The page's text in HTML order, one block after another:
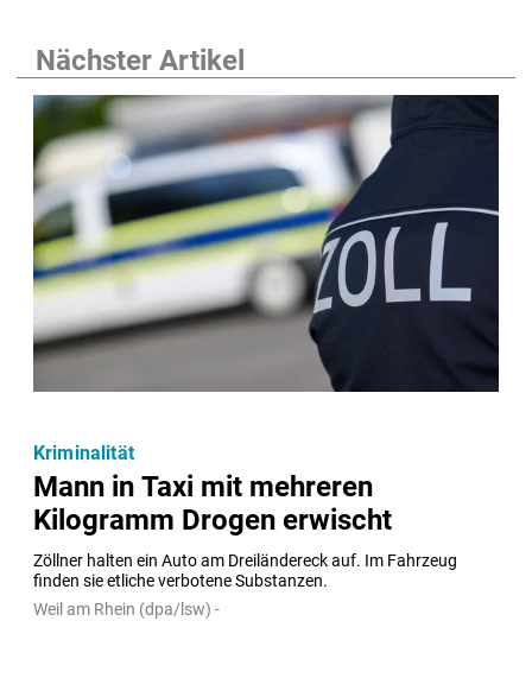
Nächster Artikel
Mann in Taxi mit mehreren
Kilogramm Drogen erwischt
Zöllner halten ein Auto am Dreiländereck auf. Im Fahrzeug
finden sie etliche verbotene Substanzen.
Kriminalität
Weil am Rhein (dpa/lsw) -